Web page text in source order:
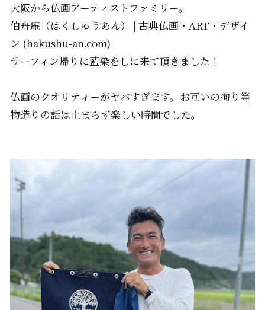
大阪から仏画アーティストファミリー。
伯舟庵（はくしゅうあん） | 古典仏画・ART・デザイ
ン (hakushu-an.com)
サーフィン帰りに藍染をしに来て頂きました！
仏画のクオリティーがヤバすぎます。お互いの拘り等
物造りの話は止まらず楽しい時間でした。